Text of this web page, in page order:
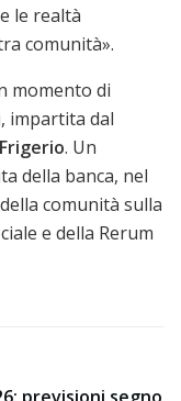
le realtà
comunità».
momento di
impartita dal
. Un
della banca, nel
comunità sulla
e della Rerum